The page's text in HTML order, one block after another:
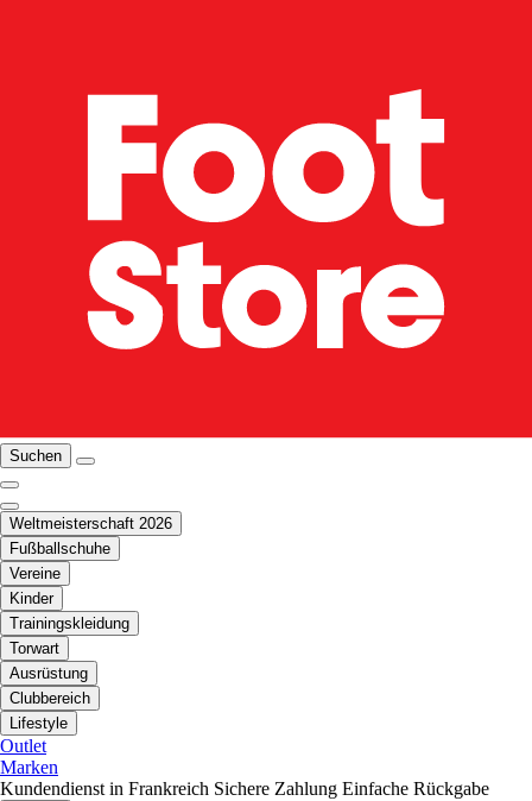
Suchen
Weltmeisterschaft 2026
Fußballschuhe
Vereine
Kinder
Trainingskleidung
Torwart
Ausrüstung
Clubbereich
Lifestyle
Outlet
Marken
Kundendienst in Frankreich Sichere Zahlung Einfache Rückgabe